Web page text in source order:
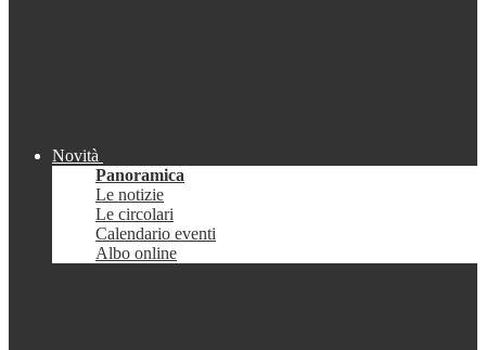
Novità
Panoramica
Le notizie
Le circolari
Calendario eventi
Albo online